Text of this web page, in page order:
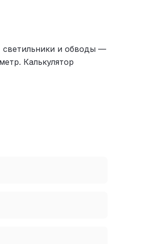
светильники и обводы —
Калькулятор